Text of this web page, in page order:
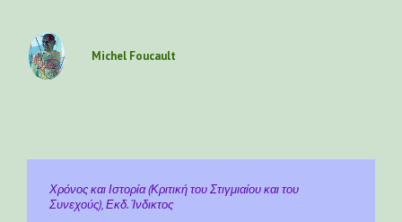
Michel Foucault
Χρόνος και Ιστορία (Κριτική του Στιγμιαίου και του
Συνεχούς), Εκδ. Ίνδικτος